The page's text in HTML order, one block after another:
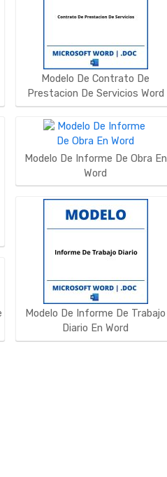
Modelo De Contrato De
Prestacion De Servicios Word
Modelo De Informe De Obra En
Word
Modelo De Informe De Trabajo
Diario En Word